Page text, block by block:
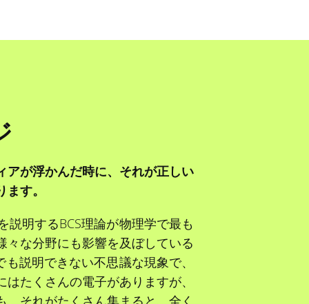
アが浮かんだ時に、それが正しい
す。
明するBCS理論が物理学で最も
な分野にも影響を及ぼしている
説明できない不思議な現象で、
たくさんの電子がありますが、
それがたくさん集まると、全く